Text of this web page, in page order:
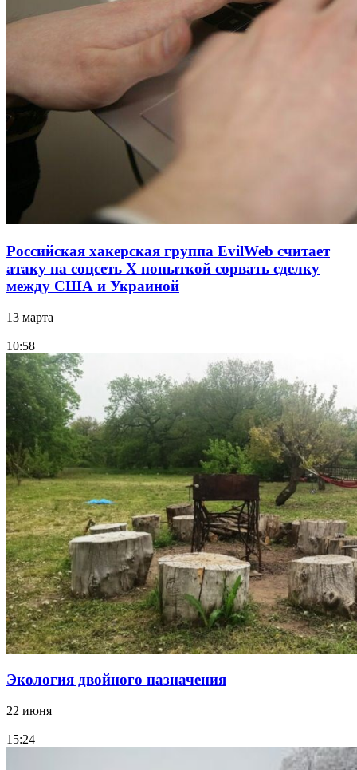
Российская хакерская группа EvilWeb считает
атаку на соцсеть Х попыткой сорвать сделку
между США и Украиной
13 марта
10:58
Экология двойного назначения
22 июня
15:24